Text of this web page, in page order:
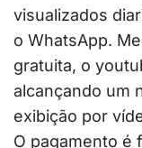
visualizados
o WhatsApp.
gratuita, o
alcançando um
exibição por
O pagamento é